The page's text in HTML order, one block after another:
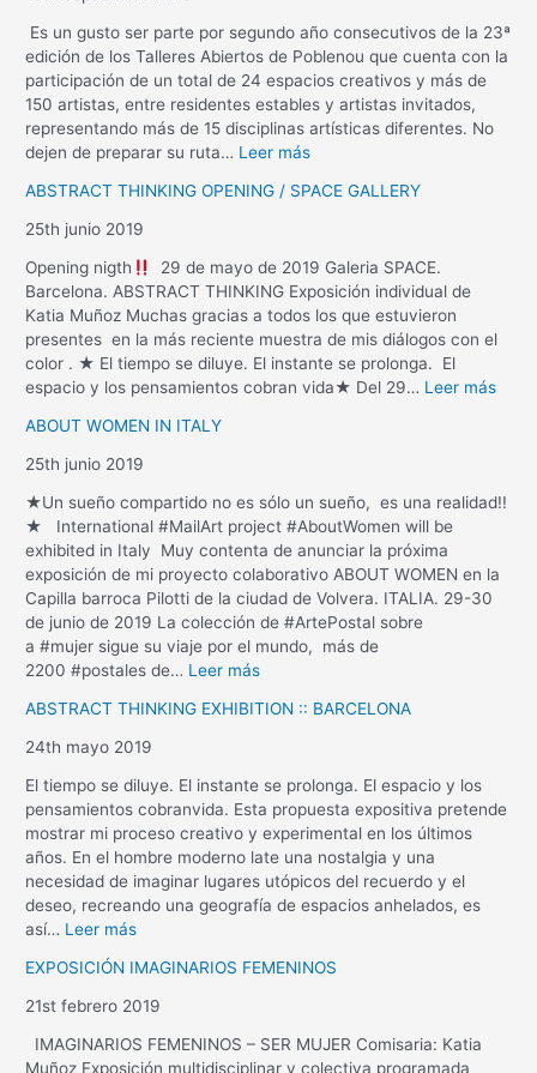
Es un gusto ser parte por segundo año consecutivos de la 23ª
edición de los Talleres Abiertos de Poblenou que cuenta con la
participación de un total de 24 espacios creativos y más de
150 artistas, entre residentes estables y artistas invitados,
representando más de 15 disciplinas artísticas diferentes. No
dejen de preparar su ruta… Leer más
ABSTRACT THINKING OPENING / SPACE GALLERY
25th junio 2019
Opening nigth
29 de mayo de 2019 Galeria SPACE.
Barcelona. ABSTRACT THINKING Exposición individual de
Katia Muñoz Muchas gracias a todos los que estuvieron
presentes en la más reciente muestra de mis diálogos con el
color . ★ El tiempo se diluye. El instante se prolonga. El
espacio y los pensamientos cobran vida★ Del 29… Leer más
ABOUT WOMEN IN ITALY
25th junio 2019
★Un sueño compartido no es sólo un sueño, es una realidad!!
★ International #MailArt project #AboutWomen will be
exhibited in Italy Muy contenta de anunciar la próxima
exposición de mi proyecto colaborativo ABOUT WOMEN en la
Capilla barroca Pilotti de la ciudad de Volvera. ITALIA. 29-30
de junio de 2019 La colección de #ArtePostal sobre
a #mujer sigue su viaje por el mundo, más de
2200 #postales de… Leer más
ABSTRACT THINKING EXHIBITION :: BARCELONA
24th mayo 2019
El tiempo se diluye. El instante se prolonga. El espacio y los
pensamientos cobranvida. Esta propuesta expositiva pretende
mostrar mi proceso creativo y experimental en los últimos
años. En el hombre moderno late una nostalgia y una
necesidad de imaginar lugares utópicos del recuerdo y el
deseo, recreando una geografía de espacios anhelados, es
así… Leer más
EXPOSICIÓN IMAGINARIOS FEMENINOS
21st febrero 2019
IMAGINARIOS FEMENINOS – SER MUJER Comisaria: Katia
Muñoz Exposición multidisciplinar y colectiva programada